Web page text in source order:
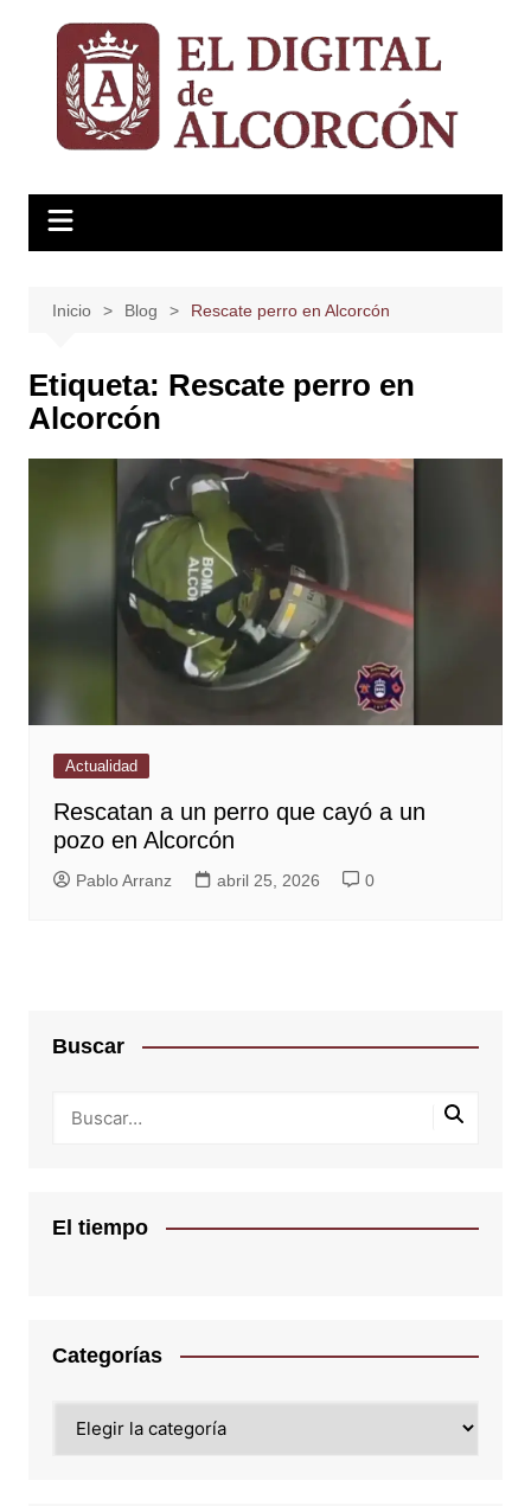
contenido
Inicio Blog Rescate perro en Alcorcón
Etiqueta: Rescate perro en
Alcorcón
Actualidad
Rescatan a un perro que cayó a un
pozo en Alcorcón
Pablo Arranz abril 25, 2026 0
Buscar
El tiempo
Categorías